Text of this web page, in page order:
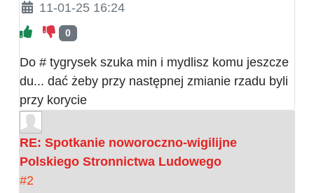
11-01-25 16:24
0
Do # tygrysek szuka min i mydlisz komu jeszcze
du... dać żeby przy następnej zmianie rzadu byli
przy korycie
RE: Spotkanie noworoczno-wigilijne
Polskiego Stronnictwa Ludowego
#2